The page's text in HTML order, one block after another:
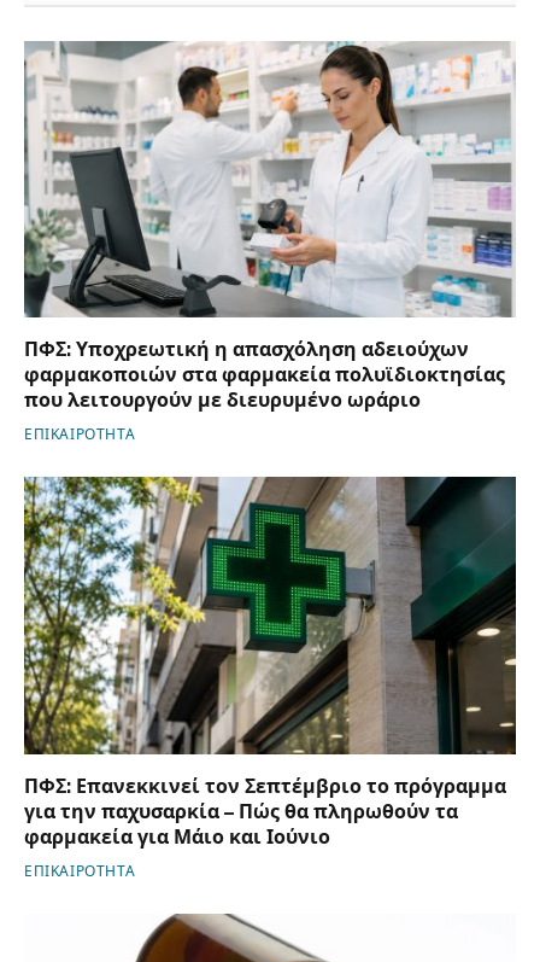
ΠΦΣ: Υποχρεωτική η απασχόληση αδειούχων
φαρμακοποιών στα φαρμακεία πολυϊδιοκτησίας
που λειτουργούν με διευρυμένο ωράριο
ΕΠΙΚΑΙΡΟΤΗΤΑ
ΠΦΣ: Επανεκκινεί τον Σεπτέμβριο το πρόγραμμα
για την παχυσαρκία – Πώς θα πληρωθούν τα
φαρμακεία για Μάιο και Ιούνιο
ΕΠΙΚΑΙΡΟΤΗΤΑ